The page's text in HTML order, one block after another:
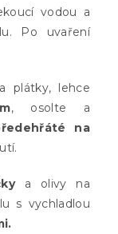
vodou a
Po uvaření
plátky, lehce
, osolte a
na
a olivy na
s vychladlou